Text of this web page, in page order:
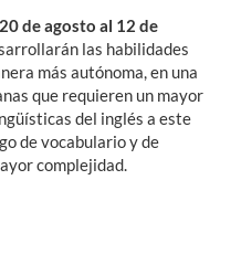
20 de agosto al 12 de
las habilidades
más autónoma, en una
que requieren un mayor
del inglés a este
de vocabulario y de
complejidad.